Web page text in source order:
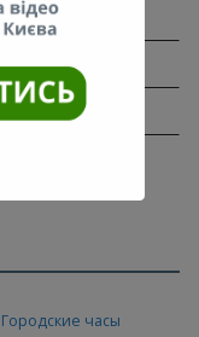
16
23
Городские часы